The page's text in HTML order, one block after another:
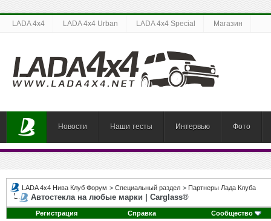
LADA 4x4 LADA 4x4 Urban LADA 4x4 Special Магазин
Новости Наши тесты Интервью Фото
LADA 4x4 Нива Клуб Форум > Специальный раздел > Партнеры Лада Клуба
Автостекла на любые марки | Carglass®
Регистрация Справка Сообщество